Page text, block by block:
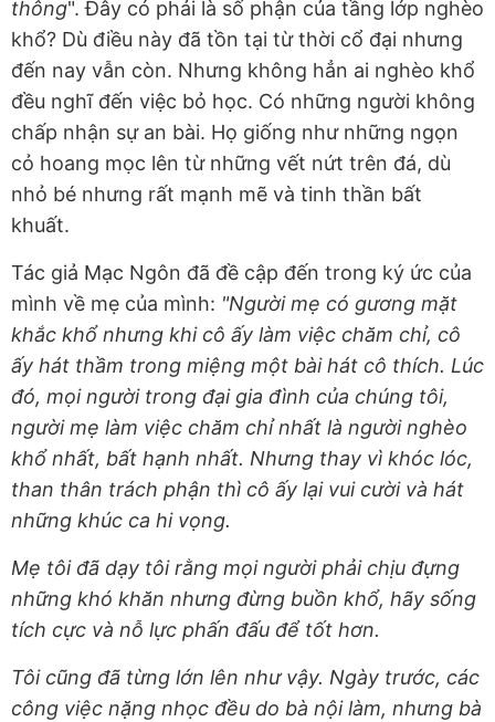
thông". Đây có phải là số phận của tầng lớp nghèo
khổ? Dù điều này đã tồn tại từ thời cổ đại nhưng
đến nay vẫn còn. Nhưng không hẳn ai nghèo khổ
đều nghĩ đến việc bỏ học. Có những người không
chấp nhận sự an bài. Họ giống như những ngọn
cỏ hoang mọc lên từ những vết nứt trên đá, dù
nhỏ bé nhưng rất mạnh mẽ và tinh thần bất
khuất.
Tác giả Mạc Ngôn đã đề cập đến trong ký ức của
mình về mẹ của mình: "Người mẹ có gương mặt
khắc khổ nhưng khi cô ấy làm việc chăm chỉ, cô
ấy hát thầm trong miệng một bài hát cô thích. Lúc
đó, mọi người trong đại gia đình của chúng tôi,
người mẹ làm việc chăm chỉ nhất là người nghèo
khổ nhất, bất hạnh nhất. Nhưng thay vì khóc lóc,
than thân trách phận thì cô ấy lại vui cười và hát
những khúc ca hi vọng.
Mẹ tôi đã dạy tôi rằng mọi người phải chịu đựng
những khó khăn nhưng đừng buồn khổ, hãy sống
tích cực và nỗ lực phấn đấu để tốt hơn.
Tôi cũng đã từng lớn lên như vậy. Ngày trước, các
công việc nặng nhọc đều do bà nội làm, nhưng bà